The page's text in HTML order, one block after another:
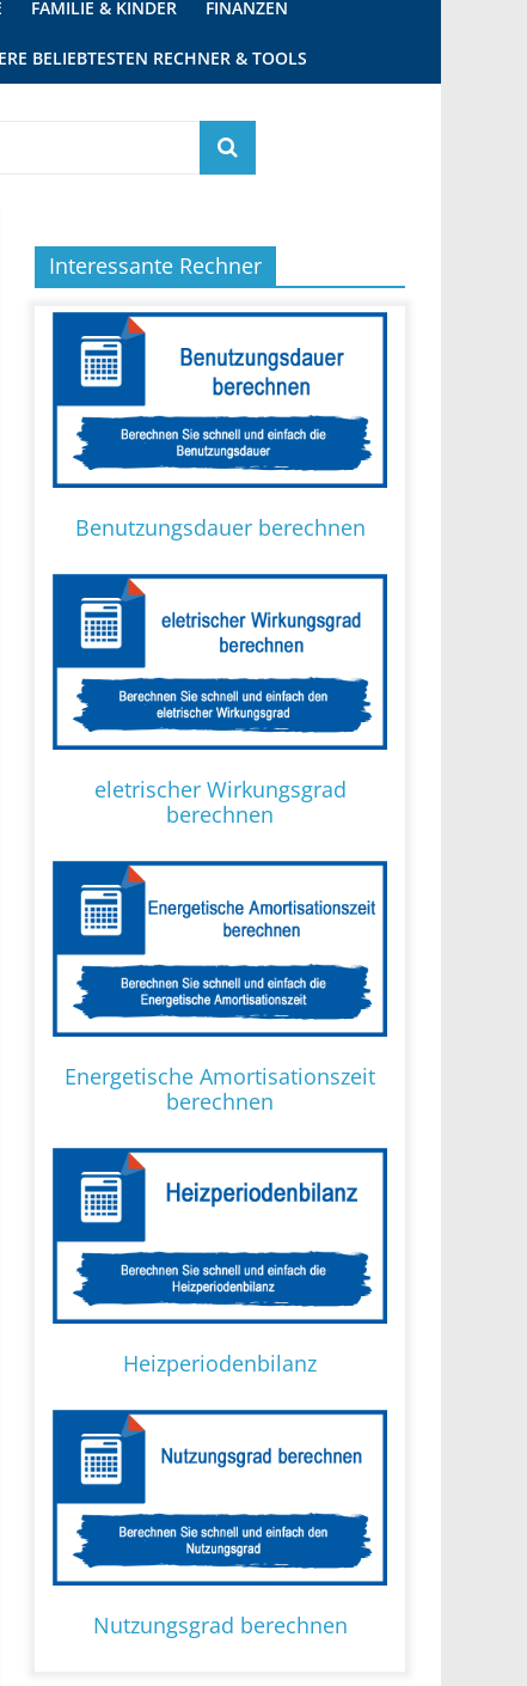
FAMILIE & KINDER FINANZEN
BELIEBTESTEN RECHNER & TOOLS
Interessante Rechner
Benutzungsdauer berechnen
eletrischer Wirkungsgrad
berechnen
Energetische Amortisationszeit
berechnen
Heizperiodenbilanz
Nutzungsgrad berechnen